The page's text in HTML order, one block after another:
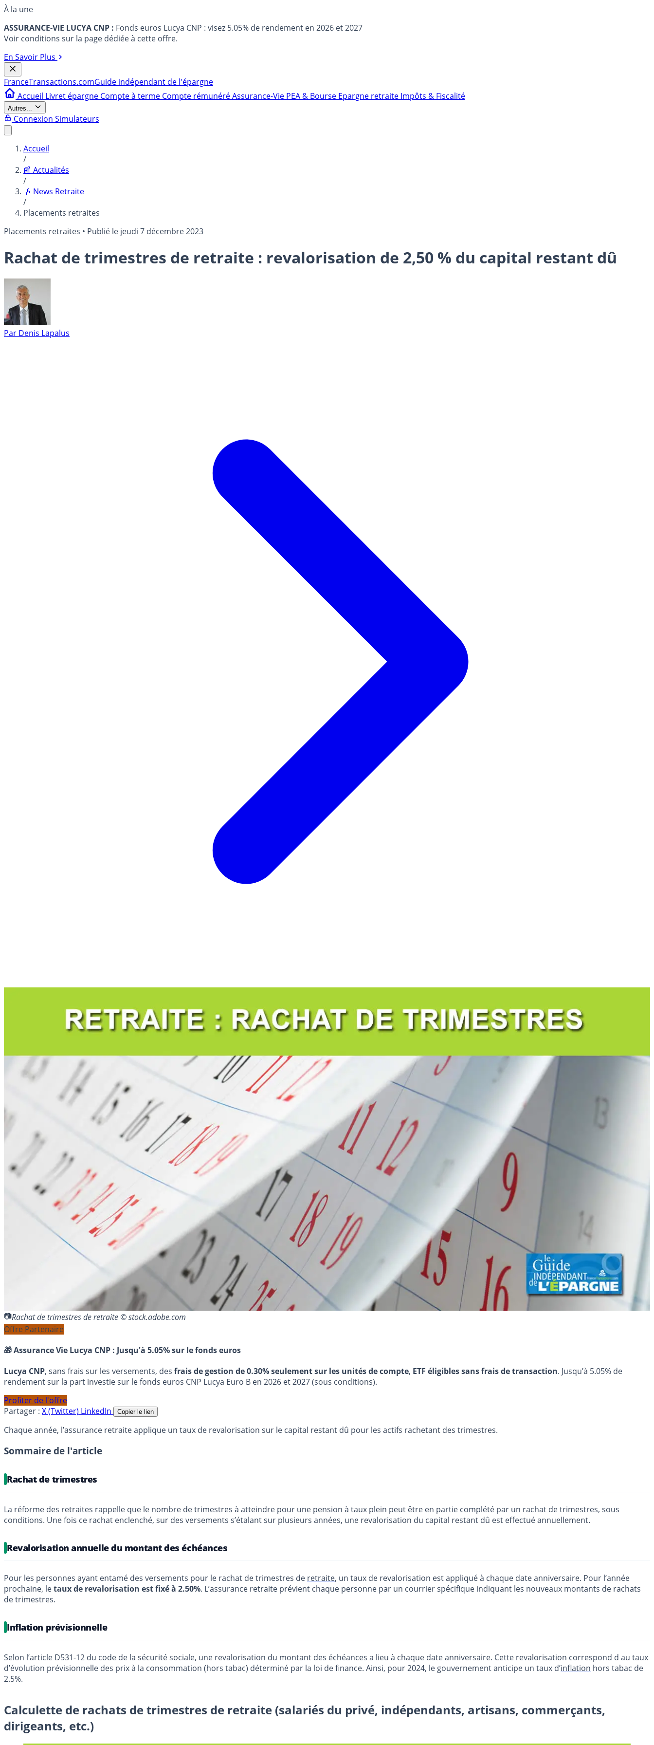
À la une
ASSURANCE-VIE LUCYA CNP : Fonds euros Lucya CNP : visez 5.05% de rendement en 2026 et 2027
Voir conditions sur la page dédiée à cette offre.
En Savoir Plus
FranceTransactions.comGuide indépendant de l'épargne
Accueil Livret épargne Compte à terme Compte rémunéréAssurance-Vie PEA & Bourse Epargne retraite Impôts & Fiscalité
Autres...
Connexion Simulateurs
Accueil
/
📰 Actualités
/
👴 News Retraite
/
Placements retraites
Placements retraites • Publié le jeudi 7 décembre 2023
Rachat de trimestres de retraite : revalorisation de 2,50 % du capital restant dû
Par Denis Lapalus
Rachat de trimestres de retraite © stock.adobe.com
Offre Partenaire
🎁 Assurance Vie Lucya CNP : Jusqu'à 5.05% sur le fonds euros
Lucya CNP, sans frais sur les versements, des frais de gestion de 0.30% seulement sur les unités de compte, ETF éligibles sans frais de transaction. Jusqu’à 5.05% de
rendement sur la part investie sur le fonds euros CNP Lucya Euro B en 2026 et 2027 (sous conditions).
Profiter de l'offre
Partager : X (Twitter) LinkedIn Copier le lien
Chaque année, l’assurance retraite applique un taux de revalorisation sur le capital restant dû pour les actifs rachetant des trimestres.
Sommaire de l'article
Rachat de trimestres
La réforme des retraites rappelle que le nombre de trimestres à atteindre pour une pension à taux plein peut être en partie complété par un rachat de trimestres, sous
conditions. Une fois ce rachat enclenché, sur des versements s’étalant sur plusieurs années, une revalorisation du capital restant dû est effectué annuellement.
Revalorisation annuelle du montant des échéances
Pour les personnes ayant entamé des versements pour le rachat de trimestres de retraite, un taux de revalorisation est appliqué à chaque date anniversaire. Pour l’année
prochaine, letaux de revalorisation est fixé à 2.50%. L’assurance retraite prévient chaque personne par un courrier spécifique indiquant les nouveaux montants de rachats
de trimestres.
Inflation prévisionnelle
Selon l’article D531-12 du code de la sécurité sociale, une revalorisation du montant des échéances a lieu à chaque date anniversaire. Cette revalorisation correspond d au taux
d’évolution prévisionnelle des prix à la consommation (hors tabac) déterminé par la loi de finance. Ainsi, pour 2024, le gouvernement anticipe un taux d’inflation hors tabac de
2.5%.
Calculette de rachats de trimestres de retraite (salariés du privé, indépendants, artisans, commerçants,
dirigeants, etc.)